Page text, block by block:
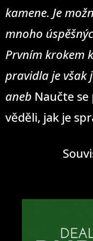
kamene. Je
mnoho
Prvním krokem
pravidla je však
aneb Naučte
věděli, jak je